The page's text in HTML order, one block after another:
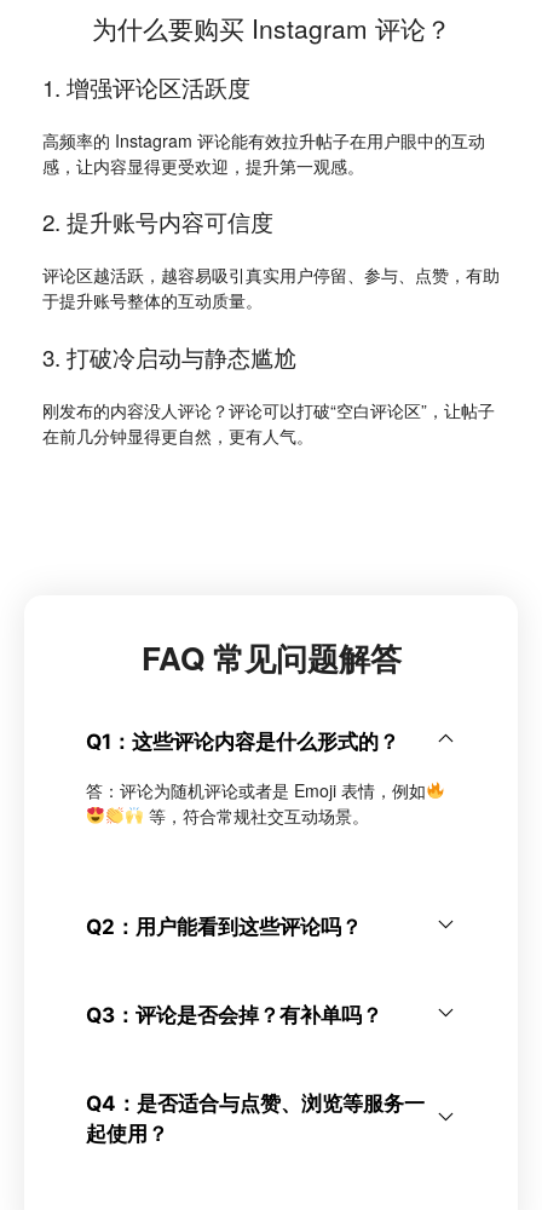
为什么要购买 Instagram 评论？
1. 增强评论区活跃度
高频率的 Instagram 评论能有效拉升帖子在用户眼中的互动
感，让内容显得更受欢迎，提升第一观感。
2. 提升账号内容可信度
评论区越活跃，越容易吸引真实用户停留、参与、点赞，有助
于提升账号整体的互动质量。
3. 打破冷启动与静态尴尬
刚发布的内容没人评论？评论可以打破“空白评论区”，让帖子
在前几分钟显得更自然，更有人气。
FAQ 常见问题解答
Q1：这些评论内容是什么形式的？
答：评论为随机评论或者是 Emoji 表情，例如
等，符合常规社交互动场景。
Q2：用户能看到这些评论吗？
Q3：评论是否会掉？有补单吗？
Q4：是否适合与点赞、浏览等服务一
起使用？